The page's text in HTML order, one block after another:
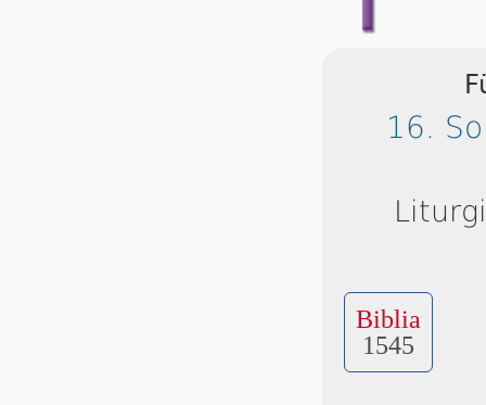
16.
Biblia
1545